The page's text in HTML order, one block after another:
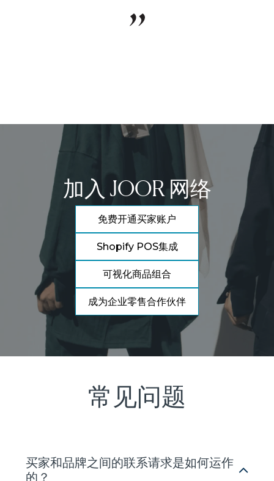
加入 JOOR 网络
免费开通买家账户
Shopify POS集成
可视化商品组合
成为企业零售合作伙伴
常见问题
买家和品牌之间的联系请求是如何运作
的？